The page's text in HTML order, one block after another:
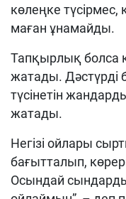
көлеңке
маған ұнамайды.
Тапқырлық болса
жатады. Дәстүрді
түсінетін
жатады.
Негізі ойлары
бағытталып,
Осындай